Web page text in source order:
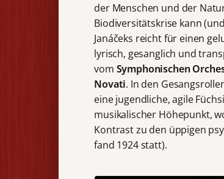
der Menschen und der
Biodiversitätskrise kann
Janáčeks reicht für einen
lyrisch, gesanglich und
vom Symphonischen
Novati. In den
eine jugendliche, agile
musikalischer Höhepunkt,
Kontrast zu den üppigen
fand 1924 statt).